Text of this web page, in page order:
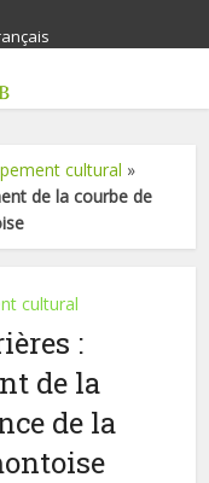
cultural »
de la courbe de
cultural
:
de la
de la